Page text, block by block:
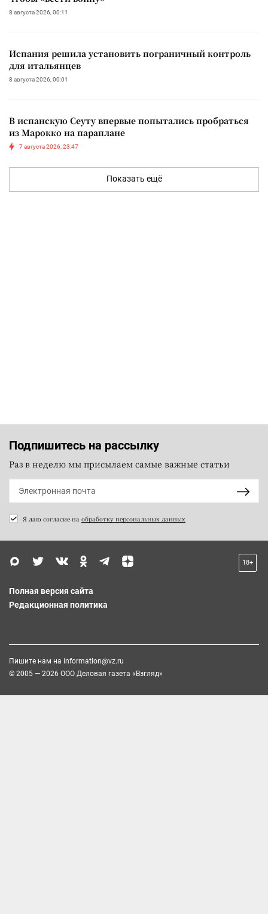
8 августа 2026, 00:11
Испания решила установить пограничный контроль
для итальянцев
8 августа 2026, 00:01
В испанскую Сеуту впервые попытались пробраться
из Марокко на параплане
7 августа 2026, 23:47
Показать ещё
Подпишитесь на рассылку
Раз в неделю мы присылаем самые важные статьи
Я даю согласие на обработку персональных данных
18+
Полная версия сайта
Редакционная политика
Пишите нам на information@vz.ru
© 2005 — 2026 ООО Деловая газета «Взгляд»